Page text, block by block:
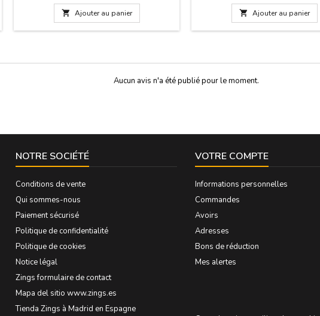
 Ajouter au panier  Ajouter au panier
Aucun avis n'a été publié pour le moment.
NOTRE SOCIÉTÉ
Conditions de vente
Qui sommes-nous
Paiement sécurisé
Politique de confidentialité
Politique de cookies
Notice légal
Zings formulaire de contact
Mapa del sitio www.zings.es
Tienda Zings à Madrid en Espagne
VOTRE COMPTE
Informations personnelles
Commandes
Avoirs
Adresses
Bons de réduction
Mes alertes